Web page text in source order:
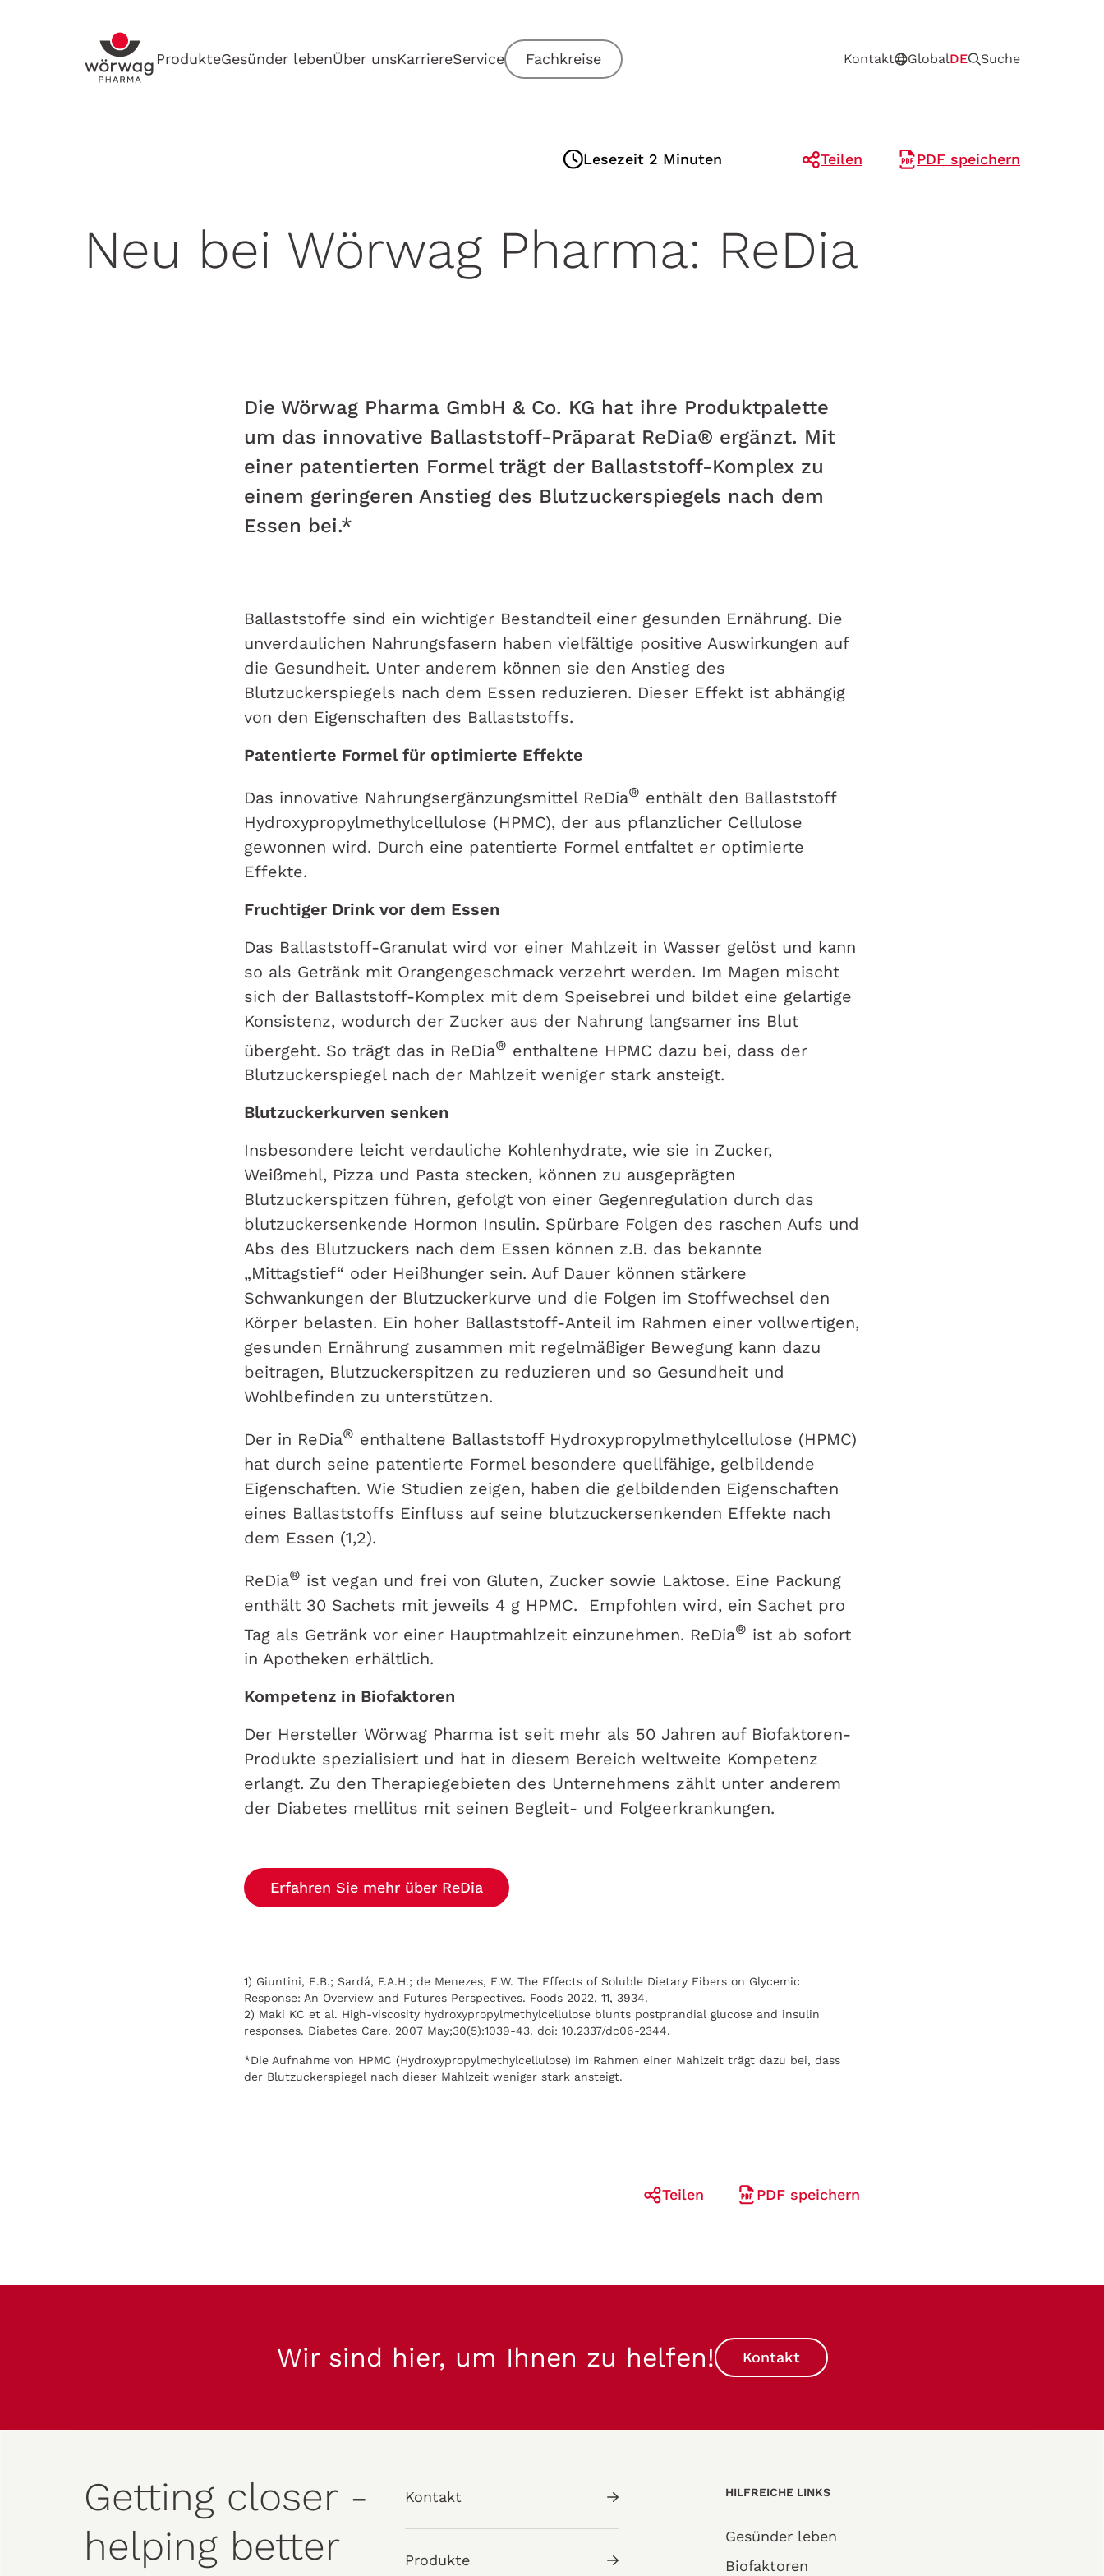
ProdukteGesünder lebenÜber unsKarriereService Fachkreise Kontakt GlobalDE Suche
Neu bei Wörwag Pharma: ReDia
Lesezeit 2 Minuten Teilen PDF speichern
Die Wörwag Pharma GmbH & Co. KG hat ihre Produktpalette
um das innovative Ballaststoff-Präparat ReDia® ergänzt. Mit
einer patentierten Formel trägt der Ballaststoff-Komplex zu
einem geringeren Anstieg des Blutzuckerspiegels nach dem
Essen bei.*
Ballaststoffe sind ein wichtiger Bestandteil einer gesunden Ernährung. Die
unverdaulichen Nahrungsfasern haben vielfältige positive Auswirkungen auf
die Gesundheit. Unter anderem können sie den Anstieg des
Blutzuckerspiegels nach dem Essen reduzieren. Dieser Effekt ist abhängig
von den Eigenschaften des Ballaststoffs.
Patentierte Formel für optimierte Effekte
Das innovative Nahrungsergänzungsmittel ReDia® enthält den Ballaststoff
Hydroxypropylmethylcellulose (HPMC), der aus pflanzlicher Cellulose
gewonnen wird. Durch eine patentierte Formel entfaltet er optimierte
Effekte.
Fruchtiger Drink vor dem Essen
Das Ballaststoff-Granulat wird vor einer Mahlzeit in Wasser gelöst und kann
so als Getränk mit Orangengeschmack verzehrt werden. Im Magen mischt
sich der Ballaststoff-Komplex mit dem Speisebrei und bildet eine gelartige
Konsistenz, wodurch der Zucker aus der Nahrung langsamer ins Blut
übergeht. So trägt das in ReDia® enthaltene HPMC dazu bei, dass der
Blutzuckerspiegel nach der Mahlzeit weniger stark ansteigt.
Blutzuckerkurven senken
Insbesondere leicht verdauliche Kohlenhydrate, wie sie in Zucker,
Weißmehl, Pizza und Pasta stecken, können zu ausgeprägten
Blutzuckerspitzen führen, gefolgt von einer Gegenregulation durch das
blutzuckersenkende Hormon Insulin. Spürbare Folgen des raschen Aufs und
Abs des Blutzuckers nach dem Essen können z.B. das bekannte
„Mittagstief“ oder Heißhunger sein. Auf Dauer können stärkere
Schwankungen der Blutzuckerkurve und die Folgen im Stoffwechsel den
Körper belasten. Ein hoher Ballaststoff-Anteil im Rahmen einer vollwertigen,
gesunden Ernährung zusammen mit regelmäßiger Bewegung kann dazu
beitragen, Blutzuckerspitzen zu reduzieren und so Gesundheit und
Wohlbefinden zu unterstützen.
Der in ReDia® enthaltene Ballaststoff Hydroxypropylmethylcellulose (HPMC)
hat durch seine patentierte Formel besondere quellfähige, gelbildende
Eigenschaften. Wie Studien zeigen, haben die gelbildenden Eigenschaften
eines Ballaststoffs Einfluss auf seine blutzuckersenkenden Effekte nach
dem Essen (1,2).
ReDia® ist vegan und frei von Gluten, Zucker sowie Laktose. Eine Packung
enthält 30 Sachets mit jeweils 4 g HPMC. Empfohlen wird, ein Sachet pro
Tag als Getränk vor einer Hauptmahlzeit einzunehmen. ReDia® ist ab sofort
in Apotheken erhältlich.
Kompetenz in Biofaktoren
Der Hersteller Wörwag Pharma ist seit mehr als 50 Jahren auf Biofaktoren-
Produkte spezialisiert und hat in diesem Bereich weltweite Kompetenz
erlangt. Zu den Therapiegebieten des Unternehmens zählt unter anderem
der Diabetes mellitus mit seinen Begleit- und Folgeerkrankungen.
Erfahren Sie mehr über ReDia
1) Giuntini, E.B.; Sardá, F.A.H.; de Menezes, E.W. The Effects of Soluble Dietary Fibers on Glycemic
Response: An Overview and Futures Perspectives. Foods 2022, 11, 3934.
2) Maki KC et al. High-viscosity hydroxypropylmethylcellulose blunts postprandial glucose and insulin
responses. Diabetes Care. 2007 May;30(5):1039-43. doi: 10.2337/dc06-2344.
*Die Aufnahme von HPMC (Hydroxypropylmethylcellulose) im Rahmen einer Mahlzeit trägt dazu bei, dass
der Blutzuckerspiegel nach dieser Mahlzeit weniger stark ansteigt.
Teilen PDF speichern
Wir sind hier, um Ihnen zu helfen! Kontakt
Getting closer -
helping better
Kontakt
Produkte
HILFREICHE LINKS
Gesünder leben
Biofaktoren